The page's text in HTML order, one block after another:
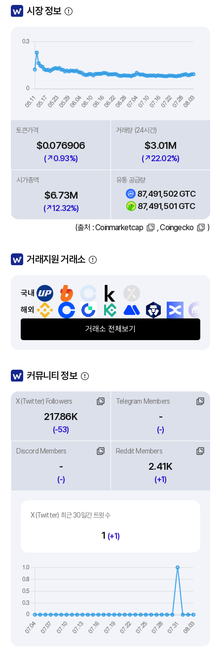
시장 정보
토큰가격
$0.076906
(↗0.93%)
거래량 (24시간)
$3.01M
(↗22.02%)
시가총액
$6.73M
(↗12.32%)
유통 공급량
87,491,502 GTC
87,491,501 GTC
(출처 :Coinmarketcap ,Coingecko )
거래지원 거래소
국내
해외
거래소 전체보기
커뮤니티 정보
X(Twitter) Followers
217.86K
(-53)
Telegram Members
-
(-)
Discord Members
-
(-)
Reddit Members
2.41K
(+1)
X(Twitter) 최근 30일간 트윗수
1 (+1)